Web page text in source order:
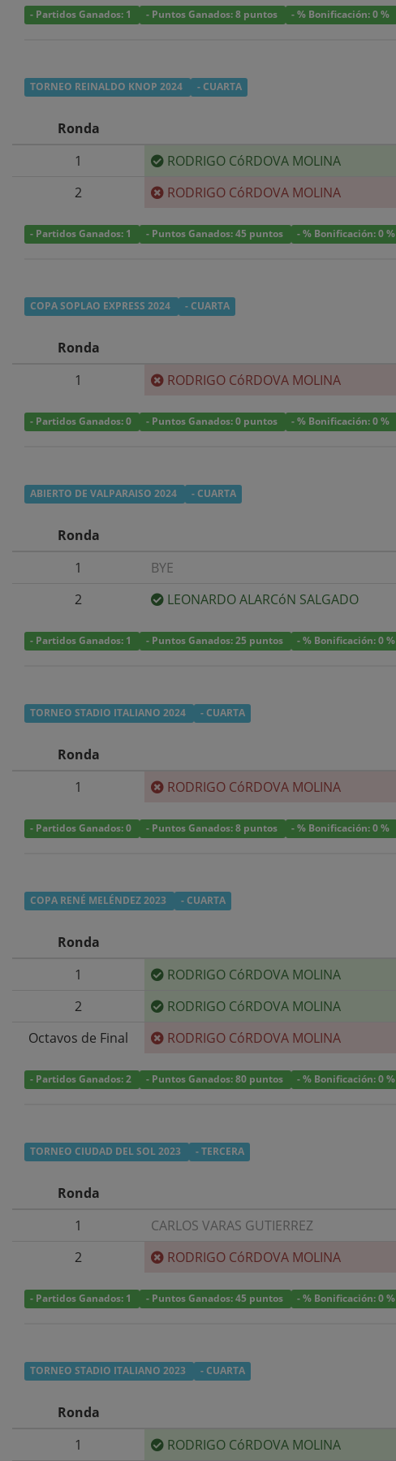
- Partidos Ganados: 1 - Puntos Ganados: 8 puntos - % Bonificación: 0 %
TORNEO REINALDO KNOP 2024 - CUARTA
Ronda
1
RODRIGO CóRDOVA MOLINA
2 RODRIGO CóRDOVA MOLINA
- Partidos Ganados: 1 - Puntos Ganados: 45 puntos - % Bonificación: 0 %
COPA SOPLAO EXPRESS 2024 - CUARTA
Ronda
1
RODRIGO CóRDOVA MOLINA
- Partidos Ganados: 0 - Puntos Ganados: 0 puntos - % Bonificación: 0 %
ABIERTO DE VALPARAISO 2024 - CUARTA
Ronda
1
BYE
2 LEONARDO ALARCóN SALGADO
- Partidos Ganados: 1 - Puntos Ganados: 25 puntos - % Bonificación: 0 %
TORNEO STADIO ITALIANO 2024 - CUARTA
Ronda
1
RODRIGO CóRDOVA MOLINA
- Partidos Ganados: 0 - Puntos Ganados: 8 puntos - % Bonificación: 0 %
COPA RENÉ MELÉNDEZ 2023 - CUARTA
Ronda
1
RODRIGO CóRDOVA MOLINA
2 RODRIGO CóRDOVA MOLINA
Octavos de Final RODRIGO CóRDOVA MOLINA
- Partidos Ganados: 2 - Puntos Ganados: 80 puntos - % Bonificación: 0 %
TORNEO CIUDAD DEL SOL 2023 - TERCERA
Ronda
1
CARLOS VARAS GUTIERREZ
2 RODRIGO CóRDOVA MOLINA
- Partidos Ganados: 1 - Puntos Ganados: 45 puntos - % Bonificación: 0 %
TORNEO STADIO ITALIANO 2023 - CUARTA
Ronda
1
RODRIGO CóRDOVA MOLINA